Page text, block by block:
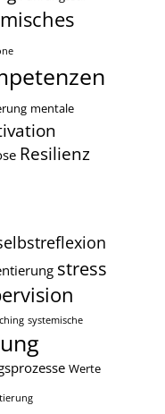
mentale
Resilienz
stress
systemische
Werte